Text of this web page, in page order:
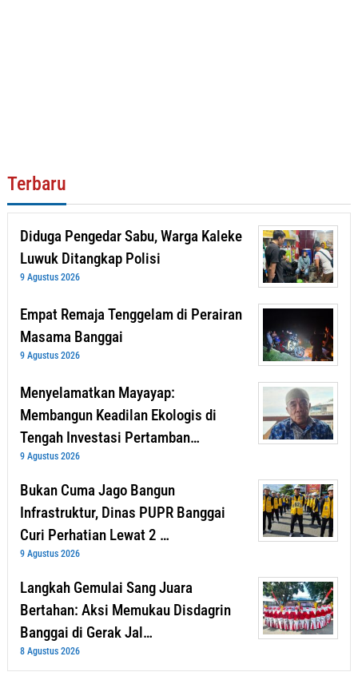
Terbaru
Diduga Pengedar Sabu, Warga Kaleke
Luwuk Ditangkap Polisi
9 Agustus 2026
Empat Remaja Tenggelam di Perairan
Masama Banggai
9 Agustus 2026
Menyelamatkan Mayayap:
Membangun Keadilan Ekologis di
Tengah Investasi Pertamban…
9 Agustus 2026
Bukan Cuma Jago Bangun
Infrastruktur, Dinas PUPR Banggai
Curi Perhatian Lewat 2 …
9 Agustus 2026
Langkah Gemulai Sang Juara
Bertahan: Aksi Memukau Disdagrin
Banggai di Gerak Jal…
8 Agustus 2026